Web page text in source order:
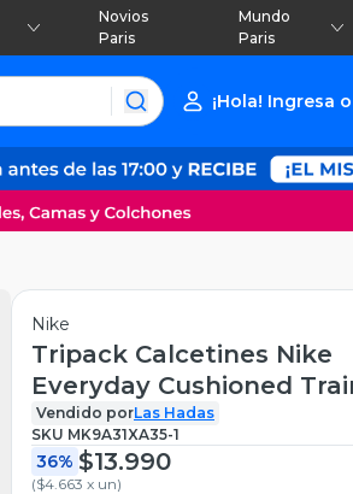
Novios
Paris
Mundo
Paris
¡Hola! Ingresa
Nike
Tripack Calcetines Nike
Everyday Cushioned
Negro
Vendido porLas Hadas
SKU MK9A31XA35-1
36% $13.990
($4.663 x un)